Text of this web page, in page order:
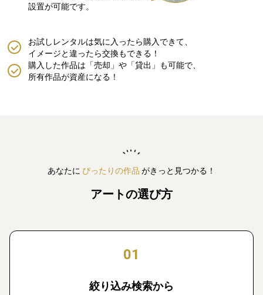
設置が可能です。
購入した作品は「売却」や「貸出」も可能で、
所有作品が資産になる！
お試しレンタルは気に入ったら購入できて、
イメージと違ったら交換もできる！
あなたに ぴったりの作品 がきっと見つかる！
アートの選び方
01
絞り込み検索から